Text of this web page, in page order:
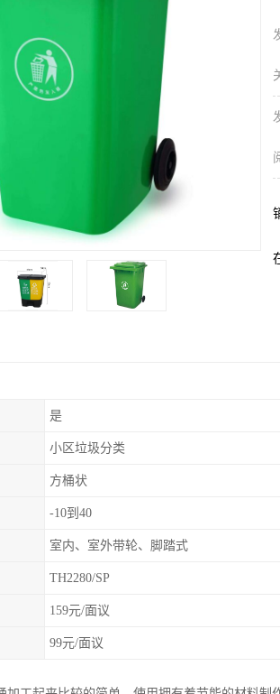
是
小区垃圾分类
方桶状
-10到40
室内、室外带轮、脚踏式
TH2280/SP
159元/面议
99元/面议